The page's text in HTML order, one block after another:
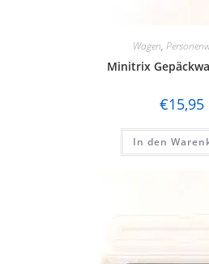
Wagen,
Minitrix
€15,95
In den